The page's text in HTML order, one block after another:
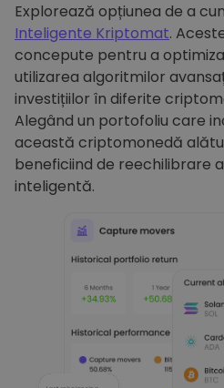
Explorează opțiunea de a
Inteligente Kriptomat.
concepute pentru a
utilizarea algoritmilor
investițiilor în diferite
Alegând un portofoliu care
această criptomonedă
beneficiind de reechilibrare
inteligentă.